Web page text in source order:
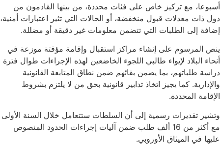
أسبوعا، مع تركيز خاص على فئات محددة، من بينها القادمون من
دول ذات معدلات قبول منخفضة، أو الحالات التي تثير اعتبارات أمنية،
إضافة إلى الطلبات التي تتضمن معلومات غير دقيقة أو مضللة.
ينص المرسوم على إنشاء مراكز استقبال وإقامة مؤقتة موزعة في
أنحاء البلاد لإيواء طالبي اللجوء الخاضعين لهذه الإجراءات طوال فترة
دراسة طلباتهم، بما يضمن بقائهم ضمن نطاق المتابعة القانونية
والإدارية. كما يجيز اتخاذ تدابير قانونية بحق من لا يلتزم بشروط
الإقامة المحددة.
وتشير تقديرات رسمية إلى أن السلطات ستتعامل خلال السنة الأولى
مع أكثر من 16 ألف طلب ضمن آليات إجراءات الحدود المنصوص
عليها في الميثاق الأوروبي.